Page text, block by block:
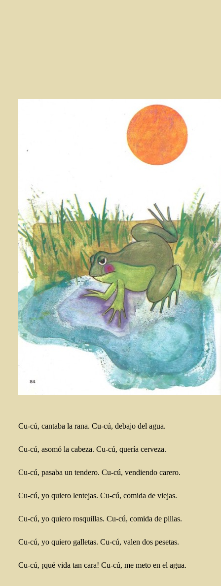
Cu-cú, cantaba la rana. Cu-cú, debajo del agua.
Cu-cú, asomó la cabeza. Cu-cú, quería cerveza.
Cu-cú, pasaba un tendero. Cu-cú, vendiendo carero.
Cu-cú, yo quiero lentejas. Cu-cú, comida de viejas.
Cu-cú, yo quiero rosquillas. Cu-cú, comida de pillas.
Cu-cú, yo quiero galletas. Cu-cú, valen dos pesetas.
Cu-cú, ¡qué vida tan cara! Cu-cú, me meto en el agua.